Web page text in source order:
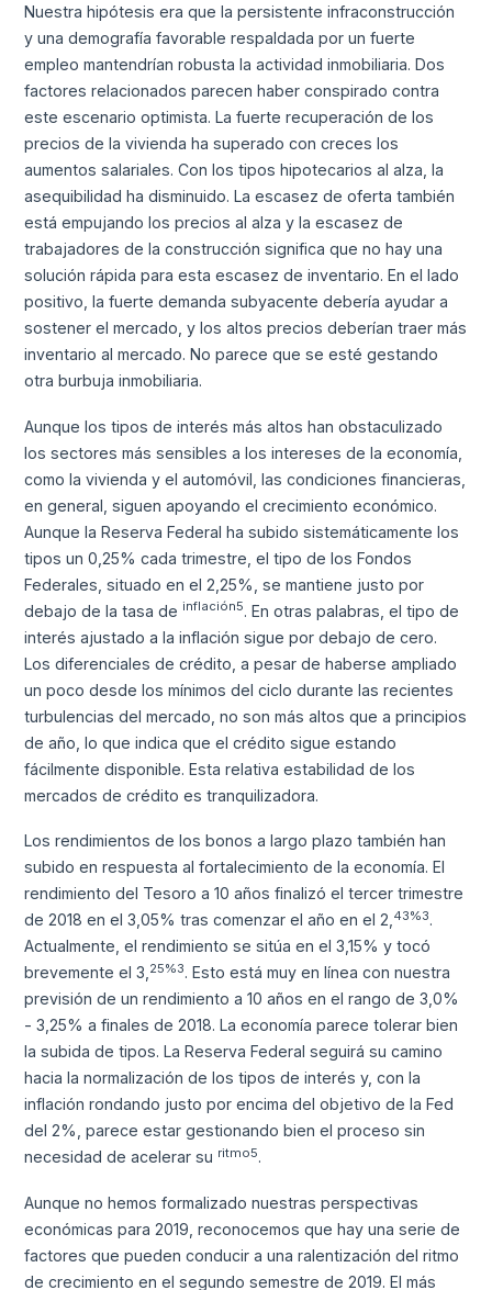
Nuestra hipótesis era que la persistente infraconstrucción
y una demografía favorable respaldada por un fuerte
empleo mantendrían robusta la actividad inmobiliaria. Dos
factores relacionados parecen haber conspirado contra
este escenario optimista. La fuerte recuperación de los
precios de la vivienda ha superado con creces los
aumentos salariales. Con los tipos hipotecarios al alza, la
asequibilidad ha disminuido. La escasez de oferta también
está empujando los precios al alza y la escasez de
trabajadores de la construcción significa que no hay una
solución rápida para esta escasez de inventario. En el lado
positivo, la fuerte demanda subyacente debería ayudar a
sostener el mercado, y los altos precios deberían traer más
inventario al mercado. No parece que se esté gestando
otra burbuja inmobiliaria.
Aunque los tipos de interés más altos han obstaculizado
los sectores más sensibles a los intereses de la economía,
como la vivienda y el automóvil, las condiciones financieras,
en general, siguen apoyando el crecimiento económico.
Aunque la Reserva Federal ha subido sistemáticamente los
tipos un 0,25% cada trimestre, el tipo de los Fondos
Federales, situado en el 2,25%, se mantiene justo por
debajo de la tasa de inflación5. En otras palabras, el tipo de
interés ajustado a la inflación sigue por debajo de cero.
Los diferenciales de crédito, a pesar de haberse ampliado
un poco desde los mínimos del ciclo durante las recientes
turbulencias del mercado, no son más altos que a principios
de año, lo que indica que el crédito sigue estando
fácilmente disponible. Esta relativa estabilidad de los
mercados de crédito es tranquilizadora.
Los rendimientos de los bonos a largo plazo también han
subido en respuesta al fortalecimiento de la economía. El
rendimiento del Tesoro a 10 años finalizó el tercer trimestre
de 2018 en el 3,05% tras comenzar el año en el 2, 43%3.
Actualmente, el rendimiento se sitúa en el 3,15% y tocó
brevemente el 3, 25%3. Esto está muy en línea con nuestra
previsión de un rendimiento a 10 años en el rango de 3,0%
- 3,25% a finales de 2018. La economía parece tolerar bien
la subida de tipos. La Reserva Federal seguirá su camino
hacia la normalización de los tipos de interés y, con la
inflación rondando justo por encima del objetivo de la Fed
del 2%, parece estar gestionando bien el proceso sin
necesidad de acelerar su ritmo5.
Aunque no hemos formalizado nuestras perspectivas
económicas para 2019, reconocemos que hay una serie de
factores que pueden conducir a una ralentización del ritmo
de crecimiento en el segundo semestre de 2019. El más